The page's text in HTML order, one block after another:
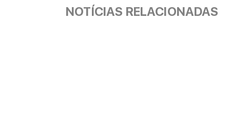
NOTÍCIAS RELACIONADAS